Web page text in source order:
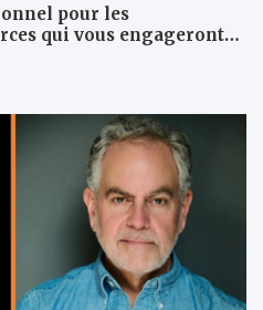
pour les
qui vous engageront